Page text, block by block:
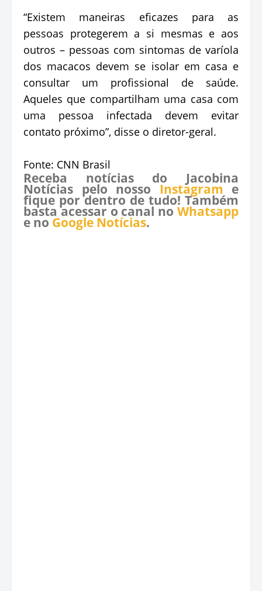
“Existem maneiras eficazes para as
pessoas protegerem a si mesmas e aos
outros – pessoas com sintomas de varíola
dos macacos devem se isolar em casa e
consultar um profissional de saúde.
Aqueles que compartilham uma casa com
uma pessoa infectada devem evitar
contato próximo”, disse o diretor-geral.
Fonte: CNN Brasil
Receba notícias do Jacobina
Notícias pelo nosso Instagram e
fique por dentro de tudo! Também
basta acessar o canal no Whatsapp
e no Google Notícias.